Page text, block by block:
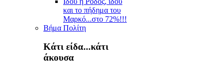
και το πήδημα του
Μαρκό...στο 72%!!!
Βήμα Πολίτη
Κάτι είδα...κάτι
άκουσα